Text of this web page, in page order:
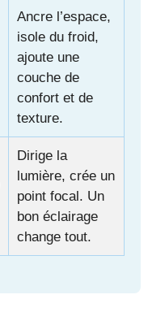
Ancre l’espace,
isole du froid,
ajoute une
couche de
confort et de
texture.
Dirige la
lumière, crée un
point focal. Un
bon éclairage
change tout.